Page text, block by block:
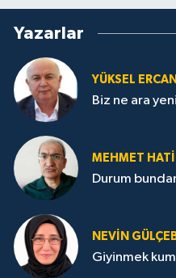
Yazarlar
YÜKSEL ERCAN
Biz ne ara
MEHMET
Durum
NEVİN
Giyinmek